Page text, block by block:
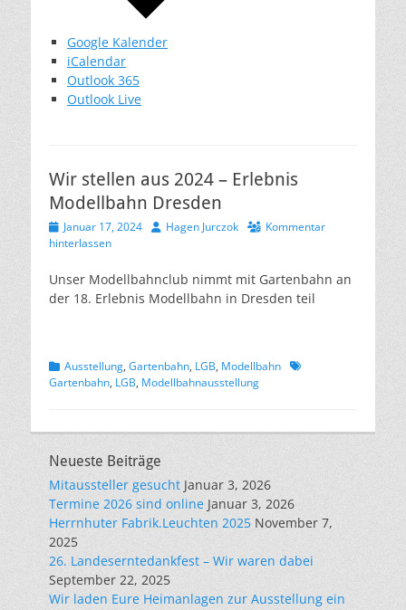
Google Kalender
iCalendar
Outlook 365
Outlook Live
Wir stellen aus 2024 – Erlebnis
Modellbahn Dresden
Veröffentlicht
am
Januar 17, 2024 AutorHagen Jurczok
Kommentar
hinterlassen
Unser Modellbahnclub nimmt mit Gartenbahn an
der 18. Erlebnis Modellbahn in Dresden teil
Kategorien
Ausstellung, Gartenbahn, LGB, Modellbahn Schlagworte
Gartenbahn, LGB, Modellbahnausstellung
Neueste Beiträge
Mitaussteller gesucht Januar 3, 2026
Termine 2026 sind online Januar 3, 2026
Herrnhuter Fabrik.Leuchten 2025 November 7,
2025
26. Landeserntedankfest – Wir waren dabei
September 22, 2025
Wir laden Eure Heimanlagen zur Ausstellung ein